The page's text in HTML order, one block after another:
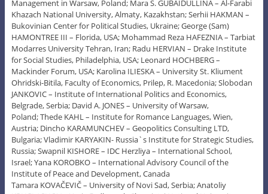
Management in Warsaw, Poland; Mara S. GUBAIDULLINA – Al-Farabi
Khazach National University, Almaty, Kazakhstan; Serhii HAKMAN –
Bukovinian Center for Political Studies, Ukraine; George (Sam)
HAMONTREE III – Florida, USA; Mohammad Reza HAFEZNIA – Tarbiat
Modarres University Tehran, Iran; Radu HERVIAN – Drake Institute
for Social Studies, Philadelphia, USA; Leonard HOCHBERG –
Mackinder Forum, USA; Karolina ILIESKA – University St. Kliument
Ohridski-Bitila, Faculty of Economics, Prilep, R. Macedonia; Slobodan
JANKOVIC – Institute of International Politics and Economics,
Belgrade, Serbia; David A. JONES – University of Warsaw,
Poland; Thede KAHL – Institute for Romance Languages, Wien,
Austria; Dincho KARAMUNCHEV – Geopolitics Consulting LTD,
Bulgaria; Vladimir KARYAKIN- Russia`s Institute for Strategic Studies,
Russia; Swapnil KISHORE – IDC Herzliya – International School,
Israel; Yana KOROBKO – International Advisory Council of the
Institute of Peace and Development, Canada
Tamara KOVAČEVIČ – University of Novi Sad, Serbia; Anatoliy